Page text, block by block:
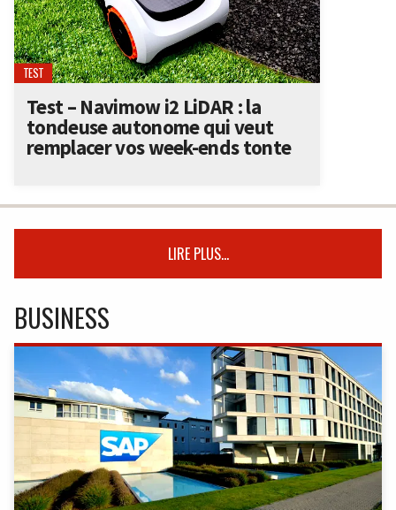
TEST
Test – Navimow i2 LiDAR : la
tondeuse autonome qui veut
remplacer vos week-ends tonte
LIRE PLUS...
BUSINESS